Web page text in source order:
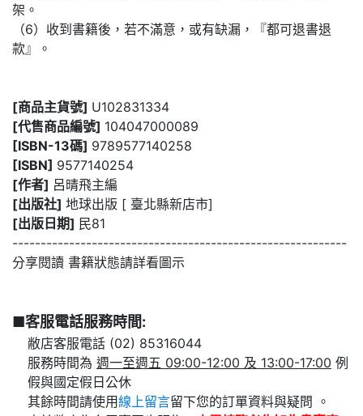
架。
（6）收到書籍後，若不滿意，或有缺漏，『都可退書退
款』。
[商品主貨號] U102831334
[代售商品編號] 104047000089
[ISBN-13碼] 9789577140258
[ISBN] 9577140254
[作者] 呂晴飛主編
[出版社] 地球出版 [ 臺北縣新店市]
[出版日期] 民81
-----------------------------------------------------------
分享閱讀 書籍狀態請詳看圖示
■客服電話服務時間:
敝店客服電話 (02) 85316044
服務時間為 週一至週五 09:00-12:00 及 13:00-17:00 例
假與國定假日公休
其餘時間請使用線上留言
留下您的訂單資料與疑問 。